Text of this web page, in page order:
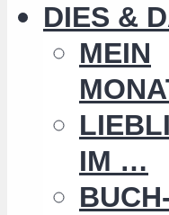
DIES &
MEIN
IM …